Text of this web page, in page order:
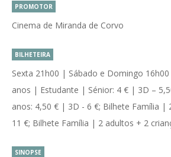
PROMOTOR
Cinema de Miranda de Corvo
BILHETEIRA
Sexta 21h00 | Sábado e Domingo
anos | Estudante | Sénior: 4 € | 3D –
anos: 4,50 € | 3D - 6 €; Bilhete Família |
11 €; Bilhete Família | 2 adultos + 2
SINOPSE